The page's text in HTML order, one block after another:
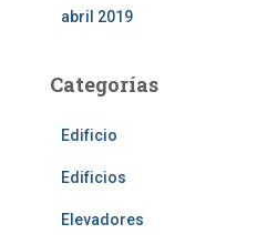
abril 2019
Categorías
Edificio
Edificios
Elevadores